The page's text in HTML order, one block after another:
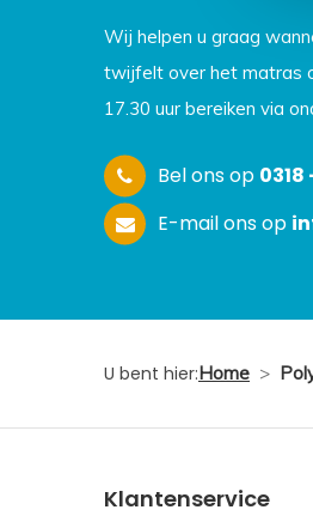
Wij helpen u graag
twijfelt over het matras
17.30 uur bereiken via
Bel ons op 0318
E-mail ons op
U bent hier:Home >
Klantenservice